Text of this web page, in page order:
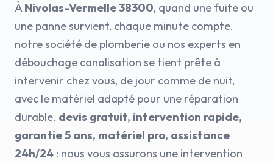
ÀNivolas-Vermelle 38300, quand une fuite ou
une panne survient, chaque minute compte.
notre société de plomberie ou nos experts en
débouchage canalisation se tient prête à
intervenir chez vous, de jour comme de nuit,
avec le matériel adapté pour une réparation
durable. devis gratuit, intervention rapide,
garantie 5 ans, matériel pro, assistance
24h/24 : nous vous assurons une intervention